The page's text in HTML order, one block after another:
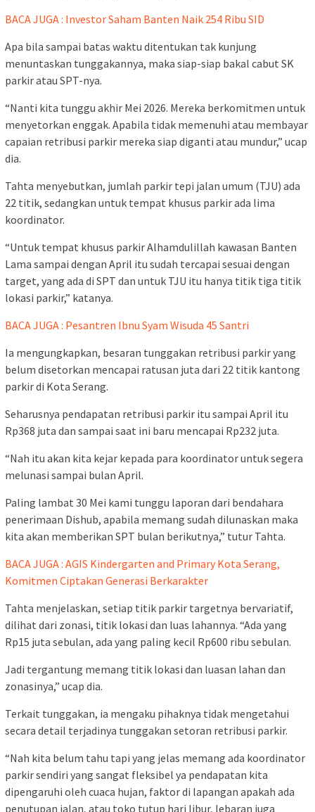
BACA JUGA : Investor Saham Banten Naik 254 Ribu SID
Apa bila sampai batas waktu ditentukan tak kunjung
menuntaskan tunggakannya, maka siap-siap bakal cabut SK
parkir atau SPT-nya.
“Nanti kita tunggu akhir Mei 2026. Mereka berkomitmen untuk
menyetorkan enggak. Apabila tidak memenuhi atau membayar
capaian retribusi parkir mereka siap diganti atau mundur,” ucap
dia.
Tahta menyebutkan, jumlah parkir tepi jalan umum (TJU) ada
22 titik, sedangkan untuk tempat khusus parkir ada lima
koordinator.
“Untuk tempat khusus parkir Alhamdulillah kawasan Banten
Lama sampai dengan April itu sudah tercapai sesuai dengan
target, yang ada di SPT dan untuk TJU itu hanya titik tiga titik
lokasi parkir,” katanya.
BACA JUGA : Pesantren Ibnu Syam Wisuda 45 Santri
Ia mengungkapkan, besaran tunggakan retribusi parkir yang
belum disetorkan mencapai ratusan juta dari 22 titik kantong
parkir di Kota Serang.
Seharusnya pendapatan retribusi parkir itu sampai April itu
Rp368 juta dan sampai saat ini baru mencapai Rp232 juta.
“Nah itu akan kita kejar kepada para koordinator untuk segera
melunasi sampai bulan April.
Paling lambat 30 Mei kami tunggu laporan dari bendahara
penerimaan Dishub, apabila memang sudah dilunaskan maka
kita akan memberikan SPT bulan berikutnya,” tutur Tahta.
BACA JUGA : AGIS Kindergarten and Primary Kota Serang,
Komitmen Ciptakan Generasi Berkarakter
Tahta menjelaskan, setiap titik parkir targetnya bervariatif,
dilihat dari zonasi, titik lokasi dan luas lahannya. “Ada yang
Rp15 juta sebulan, ada yang paling kecil Rp600 ribu sebulan.
Jadi tergantung memang titik lokasi dan luasan lahan dan
zonasinya,” ucap dia.
Terkait tunggakan, ia mengaku pihaknya tidak mengetahui
secara detail terjadinya tunggakan setoran retribusi parkir.
“Nah kita belum tahu tapi yang jelas memang ada koordinator
parkir sendiri yang sangat fleksibel ya pendapatan kita
dipengaruhi oleh cuaca hujan, faktor di lapangan apakah ada
penutupan jalan, atau toko tutup hari libur, lebaran juga